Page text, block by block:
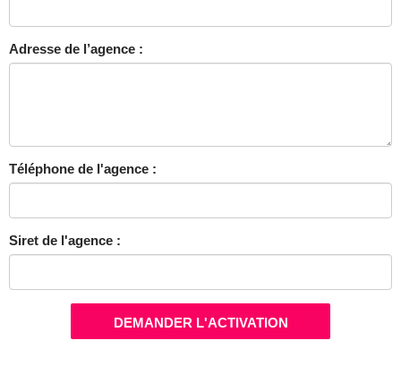
Adresse de l’agence :
Téléphone de l'agence :
Siret de l'agence :
DEMANDER L'ACTIVATION